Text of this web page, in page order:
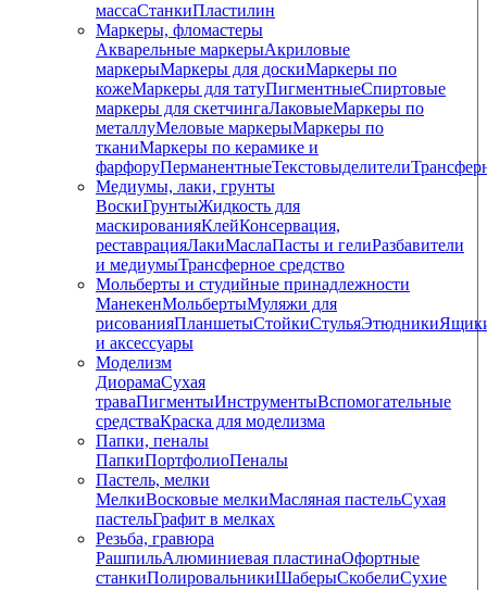
массаСтанкиПластилин
Маркеры, фломастеры
Акварельные маркерыАкриловые
маркерыМаркеры для доскиМаркеры по
кожеМаркеры для татуПигментныеCпиртовые
маркеры для скетчингаЛаковыеМаркеры по
металлуМеловые маркерыМаркеры по
тканиМаркеры по керамике и
фарфоруПерманентныеТекстовыделители
Медиумы, лаки, грунты
ВоскиГрунтыЖидкость для
маскированияКлейКонсервация,
реставрацияЛакиМаслаПасты и гелиРазбавители
и медиумыТрансферное средство
Мольберты и студийные принадлежности
МанекенМольбертыМуляжи для
рисованияПланшетыСтойкиСтульяЭтюдники
и аксессуары
Моделизм
ДиорамаСухая
траваПигментыИнструментыВспомогательные
средстваКраска для моделизма
Папки, пеналы
ПапкиПортфолиоПеналы
Пастель, мелки
МелкиВосковые мелкиМасляная пастельСухая
пастельГрафит в мелках
Резьба, гравюра
РашпильАлюминиевая пластинаОфортные
станкиПолировальникиШаберыСкобелиСухие